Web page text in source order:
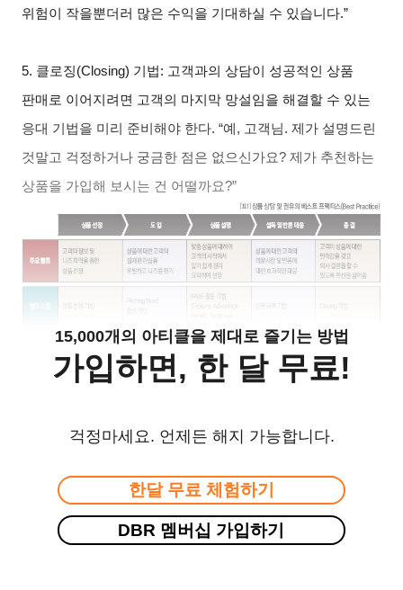
위험이 작을뿐더러 많은 수익을 기대하실 수 있습니다.”
5. 클로징(Closing) 기법: 고객과의 상담이 성공적인 상품
판매로 이어지려면 고객의 마지막 망설임을 해결할 수 있는
응대 기법을 미리 준비해야 한다. “예, 고객님. 제가 설명드린
것말고 걱정하거나 궁금한 점은 없으신가요? 제가 추천하는
상품을 가입해 보시는 건 어떨까요?”
15,000개의 아티클을 제대로 즐기는 방법
가입하면, 한 달 무료!
걱정마세요. 언제든 해지 가능합니다.
한달 무료 체험하기
DBR 멤버십 가입하기